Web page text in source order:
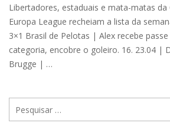
Libertadores, estaduais e mata-matas da
Europa League recheiam a lista da
3×1 Brasil de Pelotas | Alex recebe
categoria, encobre o goleiro. 16. 23.04 |
Brugge | …